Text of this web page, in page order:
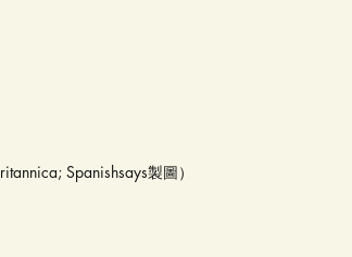
Spanishsays製圖）